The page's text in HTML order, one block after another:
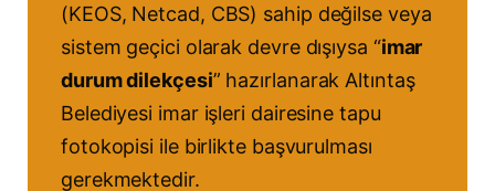
(KEOS, Netcad, CBS) sahip değilse veya
sistem geçici olarak devre dışıysa “imar
durum dilekçesi” hazırlanarak Altıntaş
Belediyesi imar işleri dairesine tapu
fotokopisi ile birlikte başvurulması
gerekmektedir.